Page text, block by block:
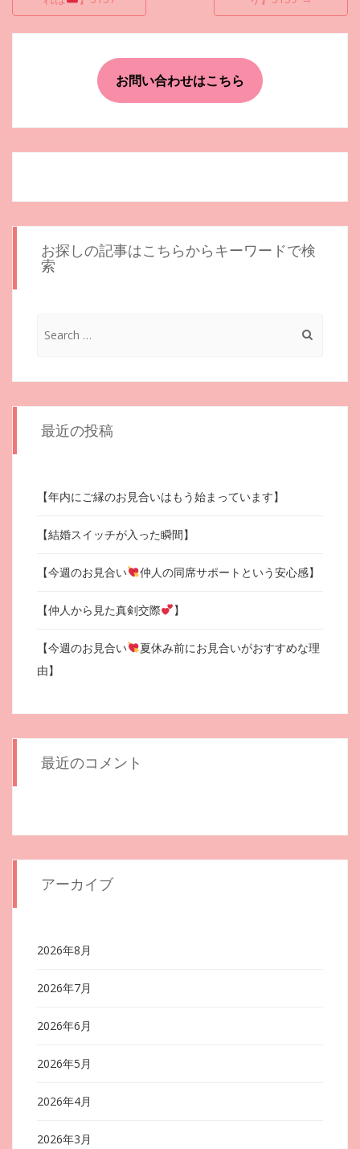
ナ
お問い合わせはこちら
お探しの記事はこちらからキーワードで検
索
最近の投稿
【年内にご縁のお見合いはもう始まっています】
【結婚スイッチが入った瞬間】
【今週のお見合い 仲人の同席サポートという安心感】
【仲人から見た真剣交際 】
【今週のお見合い
夏休み前にお見合いがおすすめな理
由】
最近のコメント
アーカイブ
2026年8月
2026年7月
2026年6月
2026年5月
2026年4月
2026年3月